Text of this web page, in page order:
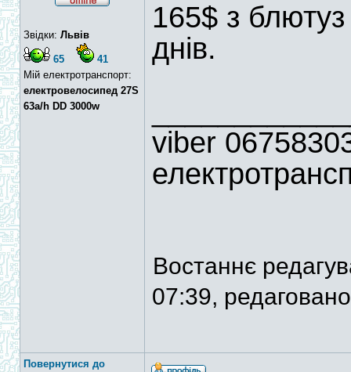
Звідки: Львів
65
41
Мій електротранспорт:
електровелосипед 27S
63a/h DD 3000w
165$ з
днів.
viber
Востаннє
07:39,
Повернутися до